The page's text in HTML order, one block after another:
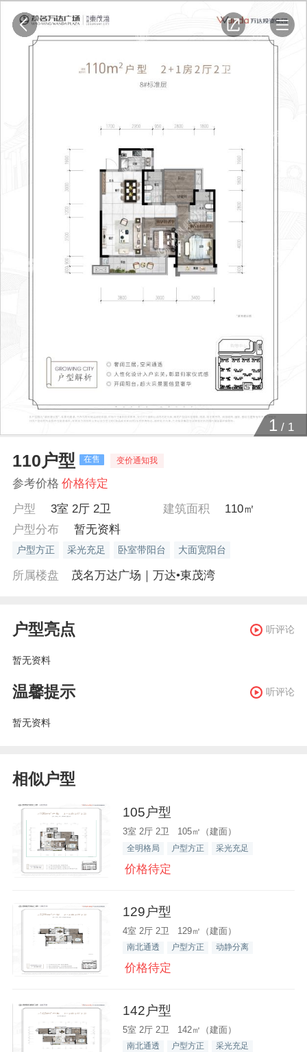
1 / 1
110户型 在售 变价通知我
参考价格 价格待定
户型
3室 2厅 2卫 建筑面积
110㎡
户型分布
暂无资料
户型方正 采光充足 卧室带阳台 大面宽阳台
所属楼盘 茂名万达广场｜万达•東茂湾
户型亮点 听评论
暂无资料
温馨提示 听评论
暂无资料
相似户型
105户型
3室 2厅 2卫 105㎡（建面）
全明格局 户型方正 采光充足
价格待定
129户型
4室 2厅 2卫 129㎡（建面）
南北通透 户型方正 动静分离
价格待定
142户型
5室 2厅 2卫 142㎡（建面）
南北通透 户型方正 采光充足